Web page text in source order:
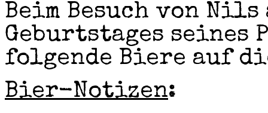
Beim Besuch von
Geburtstages seines
folgende Biere auf
Bier-Notizen: